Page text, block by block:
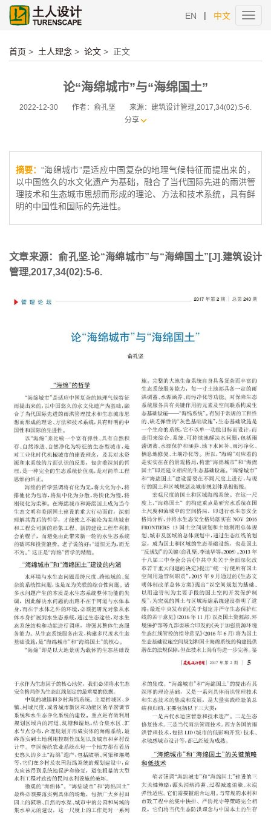
EN | 中文
首页 > 土人理念 > 论文 > 正文
论“海绵城市”与“海绵国土”
2022-12-30 作者：俞孔坚
来源：建筑设计管理,2017,34(02):5-6.
分享
摘要： “海绵城市”是适应中国复杂的地理气候特征而提出来的，
以中国悠久的水文化遗产为基础，融合了当代国际先进的雨洪管
理技术和生态城市思想而形成的理论、方法和技术系统，具有鲜
明的中国性和国际的先进性。
文章来源：俞孔坚.论“海绵城市”与“海绵国土”[J].建筑设计
管理,2017,34(02):5-6.